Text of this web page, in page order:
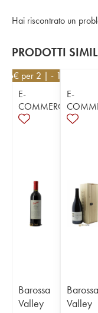
Hai riscontrato un
PRODOTTI
€ per 2 | - 10%
E-
COMMERCE
Barossa
Valley
E-
Barossa
Valley